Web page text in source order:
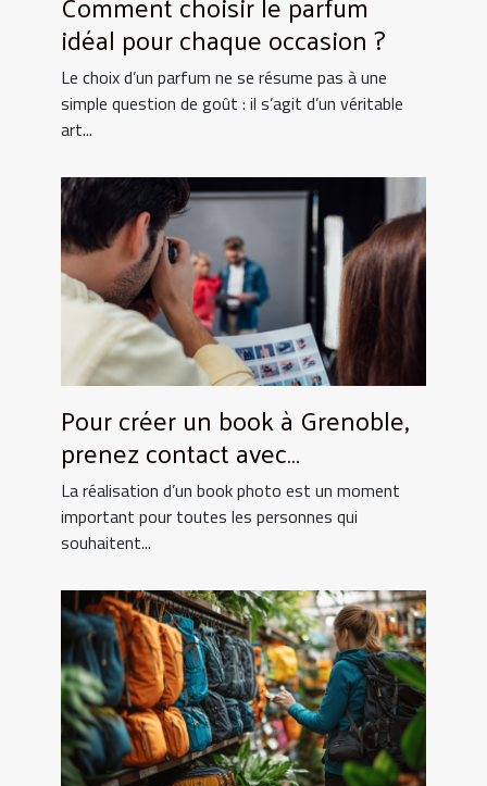
idéal pour chaque occasion ?
Le choix d’un parfum ne se résume pas à une
simple question de goût : il s’agit d’un véritable
art...
Pour créer un book à Grenoble,
prenez contact avec
UtopikPhoto !
La réalisation d’un book photo est un moment
important pour toutes les personnes qui
souhaitent...